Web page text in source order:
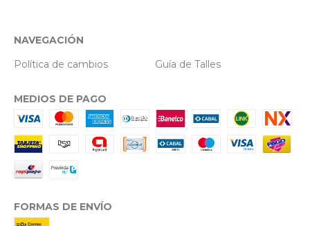
NAVEGACIÓN
Política de cambios
Guía de Talles
MEDIOS DE PAGO
FORMAS DE ENVÍO